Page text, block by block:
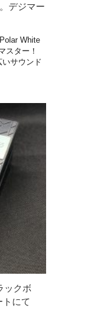
デジマー
White
スター！
サウンド
ックボ
トにて